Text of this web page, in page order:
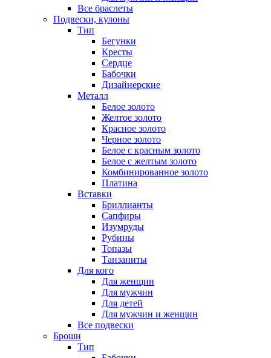
Все браслеты
Подвески, кулоны
Тип
Бегунки
Кресты
Сердце
Бабочки
Дизайнерские
Металл
Белое золото
Желтое золото
Красное золото
Черное золото
Белое с красным золото
Белое с желтым золото
Комбинированное золото
Платина
Вставки
Бриллианты
Сапфиры
Изумруды
Рубины
Топазы
Танзаниты
Для кого
Для женщин
Для мужчин
Для детей
Для мужчин и женщин
Все подвески
Броши
Тип